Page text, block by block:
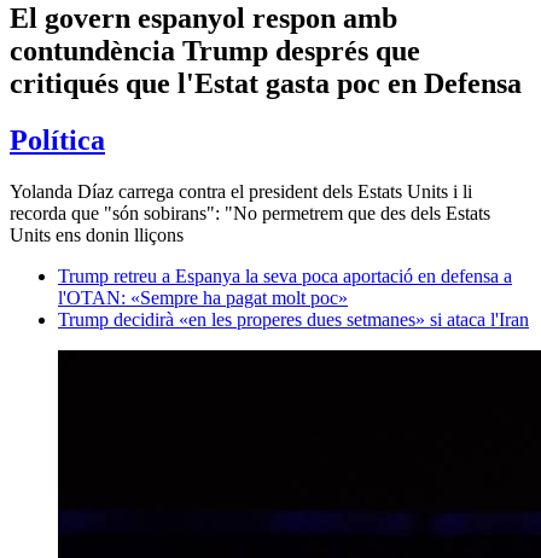
El govern espanyol respon amb
contundència Trump després que
critiqués que l'Estat gasta poc en Defensa
Política
Yolanda Díaz carrega contra el president dels Estats Units i li
recorda que "són sobirans": "No permetrem que des dels Estats
Units ens donin lliçons
Trump retreu a Espanya la seva poca aportació en defensa a
l'OTAN: «Sempre ha pagat molt poc»
Trump decidirà «en les properes dues setmanes» si ataca l'Iran